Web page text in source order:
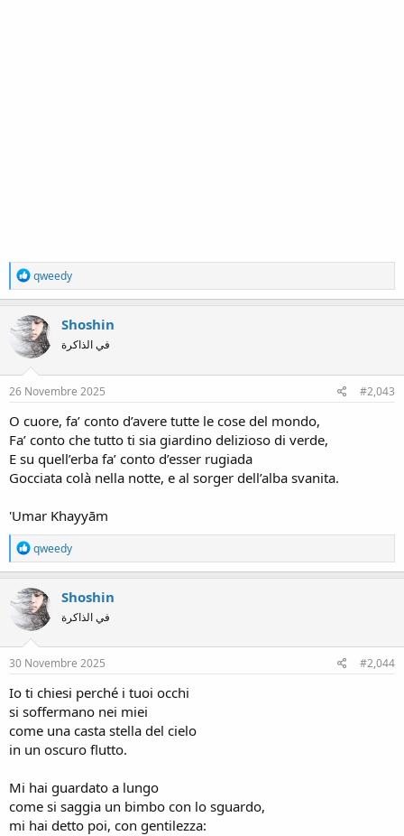
R
e
a
c
t
i
o
n
s
qweedy
Shoshin
في الذاكرة
26 Novembre 2025 #2,043
O cuore, fa’ conto d’avere tutte le cose del mondo,
Fa’ conto che tutto ti sia giardino delizioso di verde,
E su quell’erba fa’ conto d’esser rugiada
Gocciata colà nella notte, e al sorger dell’alba svanita.
'Umar Khayyām
R
e
a
c
t
i
o
n
s
qweedy
Shoshin
في الذاكرة
30 Novembre 2025 #2,044
Io ti chiesi perché i tuoi occhi
si soffermano nei miei
come una casta stella del cielo
in un oscuro flutto.
Mi hai guardato a lungo
come si saggia un bimbo con lo sguardo,
mi hai detto poi, con gentilezza: